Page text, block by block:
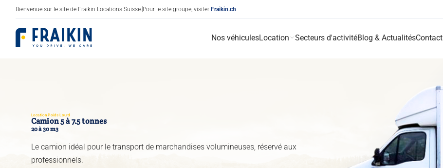
Bienvenue sur le site de Fraikin Locations Suisse. Pour le site groupe, visiter Fraikin.ch
Fraikin Nos véhiculesLocation Secteurs d'activitéBlog & ActualitésContact
Camions utilitaires / Fourgon
Poids lourds
Camion 5 à 7.5 tonnes
20 à 30 m3
Location Poids Lourd
Le camion idéal pour le transport de marchandises volumineuses, réservé aux
professionnels.